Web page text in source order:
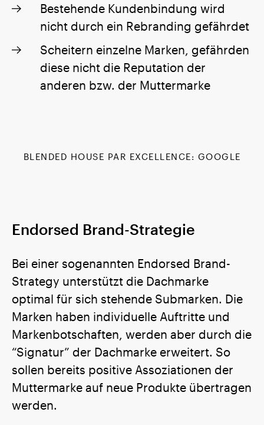
Bestehende Kundenbindung wird
nicht durch ein Rebranding gefährdet
Scheitern einzelne Marken, gefährden
diese nicht die Reputation der
anderen bzw. der Muttermarke
BLENDED HOUSE PAR EXCELLENCE: GOOGLE
Endorsed Brand-Strategie
Bei einer sogenannten Endorsed Brand-
Strategy unterstützt die Dachmarke
optimal für sich stehende Submarken. Die
Marken haben individuelle Auftritte und
Markenbotschaften, werden aber durch die
“Signatur” der Dachmarke erweitert. So
sollen bereits positive Assoziationen der
Muttermarke auf neue Produkte übertragen
werden.